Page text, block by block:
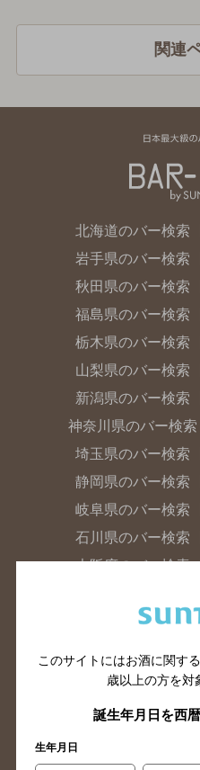
関連
北海道のバー検索
岩手県のバー検索
秋田県のバー検索
福島県のバー検索
栃木県のバー検索
山梨県のバー検索
新潟県のバー検索
神奈川県のバー検索
埼玉県のバー検索
静岡県のバー検索
岐阜県のバー検索
石川県のバー検索
大阪府のバー検索
滋賀県のバー検索
山口県のバー検索
島根県のバー検索
高知県のバー検索
このサイトにはお酒に関す
歳以上の方を対
誕生年月日を西
生年月日